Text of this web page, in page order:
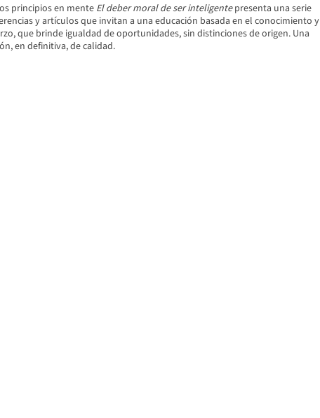
principios en menteEl deber moral de ser inteligentepresenta una serie
y artículos que invitan a una educación basada en el conocimiento y
que brinde igualdad de oportunidades, sin distinciones de origen. Una
en definitiva, de calidad.